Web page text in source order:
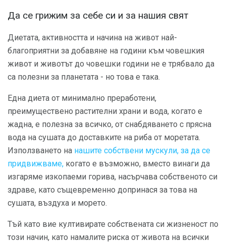
Да се ​​грижим за себе си и за нашия свят
Диетата, активността и начина на живот най-
благоприятни за добавяне на години към човешкия
живот и животът до човешки години не е трябвало да
са полезни за планетата - но това е така.
Една диета от минимално преработени,
преимуществено растителни храни и вода, когато е
жадна, е полезна за всичко, от снабдяването с прясна
вода на сушата до доставките на риба от моретата.
Използването на нашите собствени мускули, за да се
придвижваме, когато е възможно, вместо винаги да
изгаряме изкопаеми горива, насърчава собственото си
здраве, като същевременно допринася за това на
сушата, въздуха и морето.
Тъй като вие култивирате собствената си жизненост по
този начин, като намалите риска от живота на всички